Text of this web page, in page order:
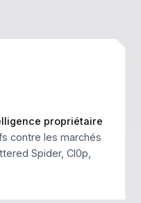
propriétaire
contre les marchés
Spider, Cl0p,